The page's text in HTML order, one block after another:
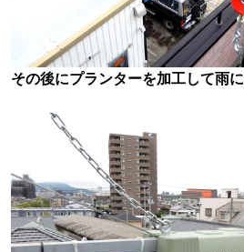
その後にプランターを加工して雨